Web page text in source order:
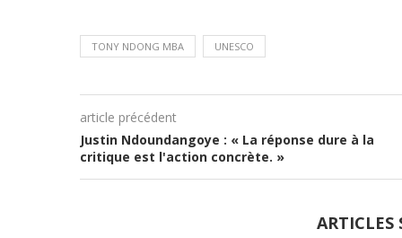
TONY NDONG MBA UNESCO
article précédent
Justin Ndoundangoye : « La réponse dure à la
critique est l'action concrète. »
ARTICLES